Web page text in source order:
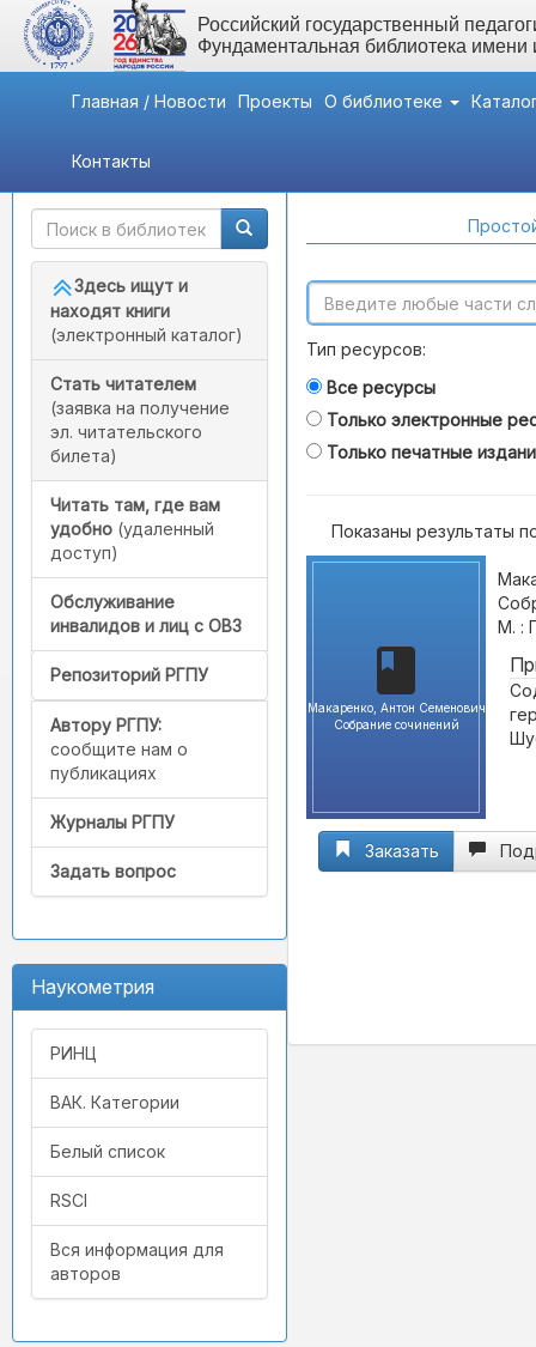
Российский государственный
Фундаментальная библиотека
Главная / Новости Проекты О библиотеке
Контакты
Быстрый доступ
Здесь ищут и
находят книги
(электронный каталог)
Стать читателем
(заявка на получение
эл. читательского
билета)
Читать там, где вам
удобно (удаленный
доступ)
Обслуживание
инвалидов и лиц с ОВЗ
Репозиторий РГПУ
Автору РГПУ:
сообщите нам о
публикациях
Журналы РГПУ
Задать вопрос
Наукометрия
РИНЦ
ВАК. Категории
Белый список
RSCI
Вся информация для
авторов
Тип ресурсов:
Все ресурсы
Только электронные
Только печатные
Показаны результаты
Макаренко, Антон Семенович
Собрание сочинений
М. :
Заказать